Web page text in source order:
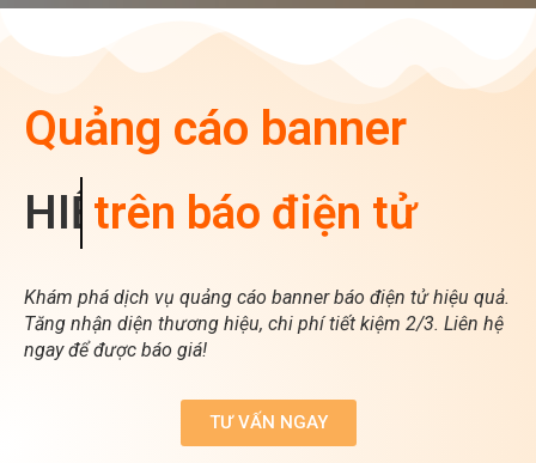
Quảng cáo banner
HIỆU QUẢ
trên báo điện tử
Tăng nhận diện thương hiệu, chi phí tiết kiệm 2/3. Liên hệ